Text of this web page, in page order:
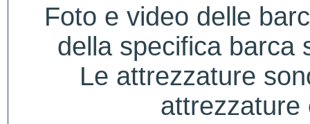
Foto e video delle
della specifica barca
Le attrezzature
attrezzature